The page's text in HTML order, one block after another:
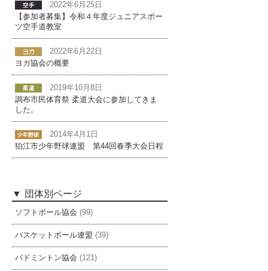
2022年6月25日
【参加者募集】令和４年度ジュニアスポー
ツ空手道教室
2022年6月22日
ヨガ協会の概要
2019年10月8日
調布市民体育祭 柔道大会に参加してきま
した。
2014年4月1日
狛江市少年野球連盟 第44回春季大会日程
団体別ページ
ソフトボール協会 (99)
バスケットボール連盟 (39)
バドミントン協会 (121)